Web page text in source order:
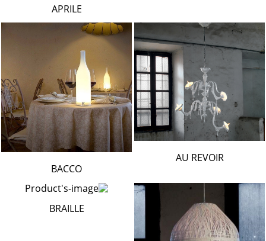
APRILE
AU REVOIR
BACCO
BRAILLE